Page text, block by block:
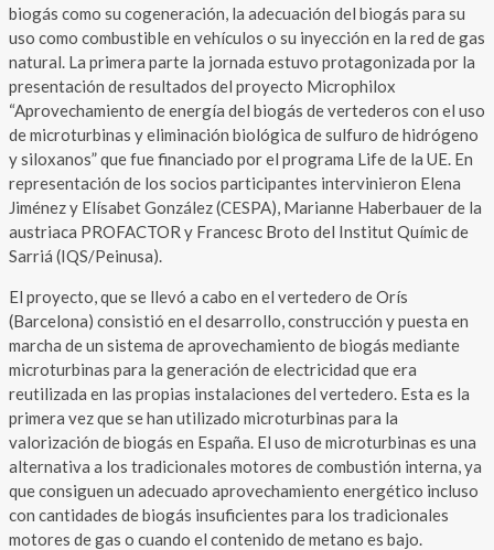
biogás como su cogeneración, la adecuación del biogás para su
uso como combustible en vehículos o su inyección en la red de gas
natural. La primera parte la jornada estuvo protagonizada por la
presentación de resultados del proyecto Microphilox
“Aprovechamiento de energía del biogás de vertederos con el uso
de microturbinas y eliminación biológica de sulfuro de hidrógeno
y siloxanos” que fue financiado por el programa Life de la UE. En
representación de los socios participantes intervinieron Elena
Jiménez y Elísabet González (CESPA), Marianne Haberbauer de la
austriaca PROFACTOR y Francesc Broto del Institut Químic de
Sarriá (IQS/Peinusa).
El proyecto, que se llevó a cabo en el vertedero de Orís
(Barcelona) consistió en el desarrollo, construcción y puesta en
marcha de un sistema de aprovechamiento de biogás mediante
microturbinas para la generación de electricidad que era
reutilizada en las propias instalaciones del vertedero. Esta es la
primera vez que se han utilizado microturbinas para la
valorización de biogás en España. El uso de microturbinas es una
alternativa a los tradicionales motores de combustión interna, ya
que consiguen un adecuado aprovechamiento energético incluso
con cantidades de biogás insuficientes para los tradicionales
motores de gas o cuando el contenido de metano es bajo.